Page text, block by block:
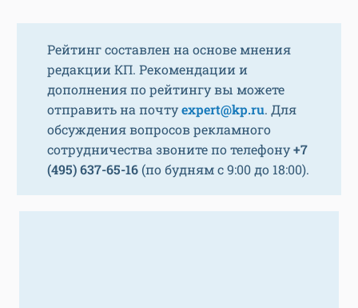
Рейтинг составлен на основе мнения
редакции КП. Рекомендации и
дополнения по рейтингу вы можете
отправить на почтуexpert@kp.ru. Для
обсуждения вопросов рекламного
сотрудничества звоните по телефону+7
(495) 637-65-16 (по будням с 9:00 до 18:00).